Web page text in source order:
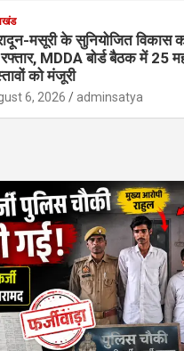
मसूरी के सुनियोजित विकास
MDDA बोर्ड बैठक में 25
को मंजूरी
6, 2026 adminsatya